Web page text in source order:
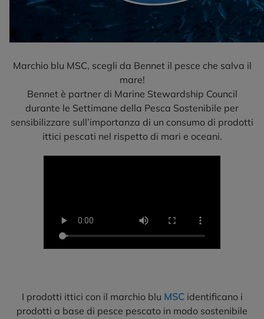
Marchio blu MSC, scegli da Bennet il pesce che salva il
mare!
Bennet è partner di Marine Stewardship Council
durante le Settimane della Pesca Sostenibile per
sensibilizzare sull’importanza di un consumo di prodotti
ittici pescati nel rispetto di mari e oceani.
I prodotti ittici con il marchio blu MSC identificano i
prodotti a base di pesce pescato in modo sostenibile